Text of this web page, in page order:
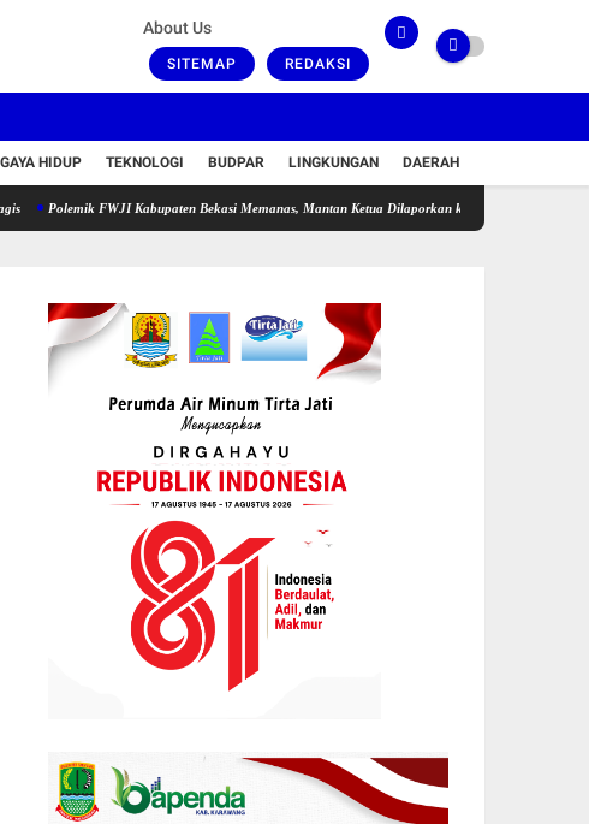
About Us
SITEMAP REDAKSI
GAYA HIDUP TEKNOLOGI BUDPAR LINGKUNGAN DAERAH
FWJI Kabupaten Bekasi Memanas, Mantan Ketua Dilaporkan ke Polisi Terkait Dugaan